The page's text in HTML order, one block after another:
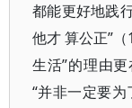
都能更好地践
他才 算公正”
生活”的理由
“并非一定要